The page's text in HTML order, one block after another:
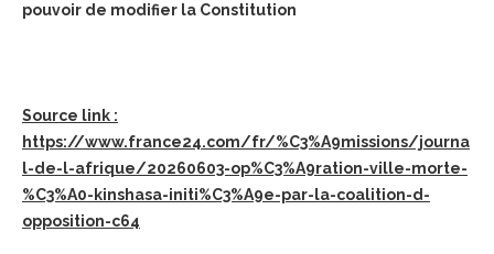
pouvoir de modifier la Constitution
Source link :
https://www.france24.com/fr/%C3%A9missions/journa
l-de-l-afrique/20260603-op%C3%A9ration-ville-morte-
%C3%A0-kinshasa-initi%C3%A9e-par-la-coalition-d-
opposition-c64